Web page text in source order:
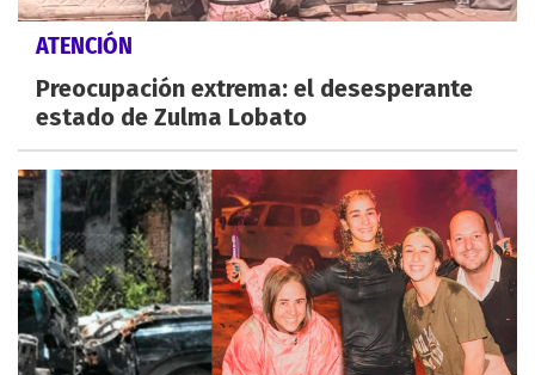
ATENCIÓN
Preocupación extrema: el desesperante
estado de Zulma Lobato